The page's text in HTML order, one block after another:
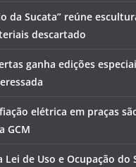
da Sucata” reúne
descartado
ganha edições
elétrica em praças
GCM
de Uso e Ocupação do